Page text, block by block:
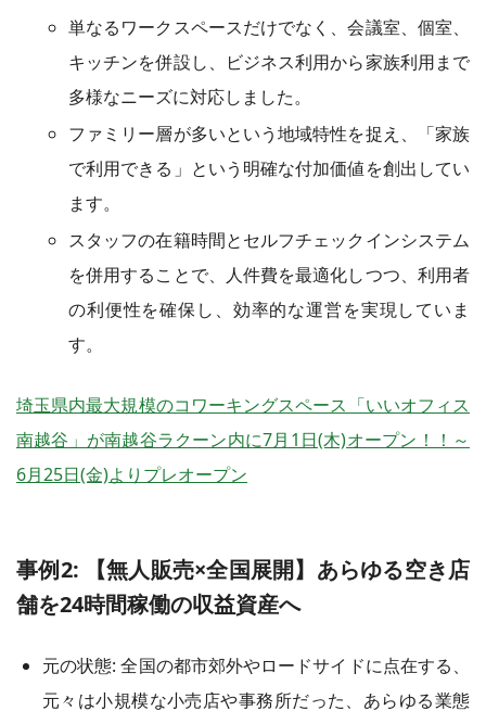
単なるワークスペースだけでなく、会議室、個室、
キッチンを併設し、ビジネス利用から家族利用まで
多様なニーズに対応しました。
ファミリー層が多いという地域特性を捉え、「家族
で利用できる」という明確な付加価値を創出してい
ます。
スタッフの在籍時間とセルフチェックインシステム
を併用することで、人件費を最適化しつつ、利用者
の利便性を確保し、効率的な運営を実現していま
す。
埼玉県内最大規模のコワーキングスペース「いいオフィス
南越谷」が南越谷ラクーン内に7月1日(木)オープン！！～
6月25日(金)よりプレオープン
事例2: 【無人販売×全国展開】あらゆる空き店
舗を24時間稼働の収益資産へ
元の状態: 全国の都市郊外やロードサイドに点在する、
元々は小規模な小売店や事務所だった、あらゆる業態